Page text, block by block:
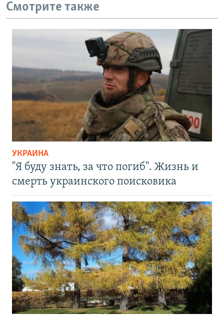
Смотрите также
УКРАИНА
"Я буду знать, за что погиб". Жизнь и
смерть украинского поисковика